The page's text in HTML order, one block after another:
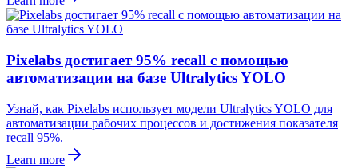
Pixelabs достигает 95% recall с помощью
автоматизации на базе Ultralytics YOLO
Узнай, как Pixelabs использует модели Ultralytics YOLO для
автоматизации рабочих процессов и достижения показателя
recall 95%.
Learn more